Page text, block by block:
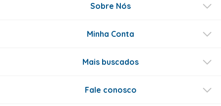
Sobre Nós
Minha Conta
Mais buscados
Fale conosco